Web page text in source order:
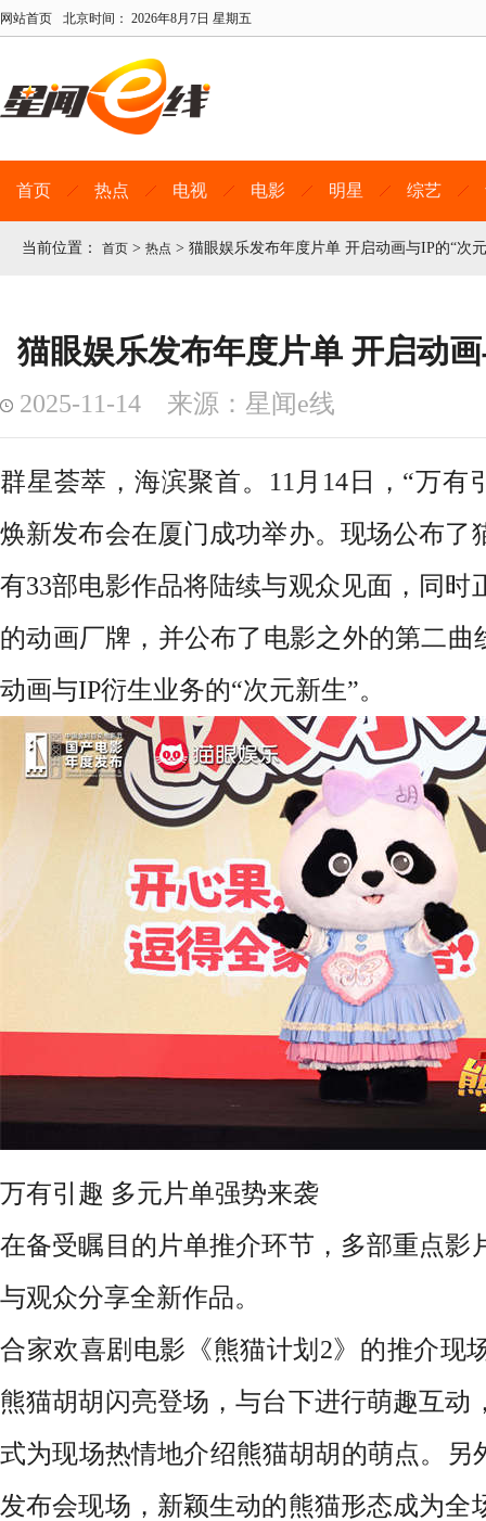
网站首页 北京时间： 2026年8月7日 星期五
首页 热点 电视 电影 明星 综艺
当前位置： 首页 > 热点 > 猫眼娱乐发布年度片单 开启动画与IP的“次
猫眼娱乐发布年度片单 开启动
2025-11-14 来源：星闻e线
群星荟萃，海滨聚首。 11月14日，“万有
焕新发布会在厦门成功举办。现场公布了
有33部电影作品将陆续与观众见面，同时
的动画厂牌，并公布了电影之外的第二曲
动画与IP衍生业务的“次元新生”。
万有引趣 多元片单强势来袭
在备受瞩目的片单推介环节，多部重点影
与观众分享全新作品。
合家欢喜剧电影《熊猫计划 2》的推介现
熊猫胡胡闪亮登场，与台下进行萌趣互动
式为现场热情地介绍熊猫胡胡的萌点。另
发布会现场，新颖生动的熊猫形态成为全